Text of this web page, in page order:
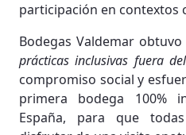
participación en contextos
Bodegas Valdemar
prácticas inclusivas fuera
compromiso social y
primera bodega 100%
España, para que